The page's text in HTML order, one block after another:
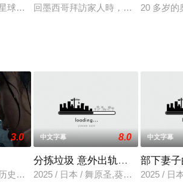
球上，飞行员米尔斯（亚当·德赖弗 Adam
回墨西哥拜訪家人時，這個寂寞的
20 多岁的
3.0
史为创作底色，在尊重历史真实性的前提
中文字幕 8.0
分拣垃圾 意外出轨性爱
2025 / 日本 / 舞原圣,葵悠太
中文字幕
部下妻
2025 / 日